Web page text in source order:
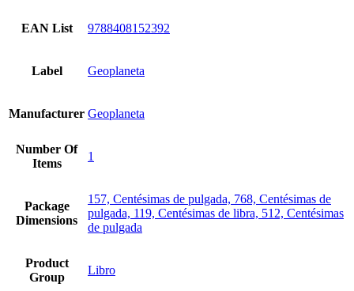
EAN List 9788408152392
Label Geoplaneta
Manufacturer Geoplaneta
Number Of
Items
1
Package
Dimensions
157, Centésimas de pulgada, 768, Centésimas de
pulgada, 119, Centésimas de libra, 512, Centésimas
de pulgada
Product
Group
Libro